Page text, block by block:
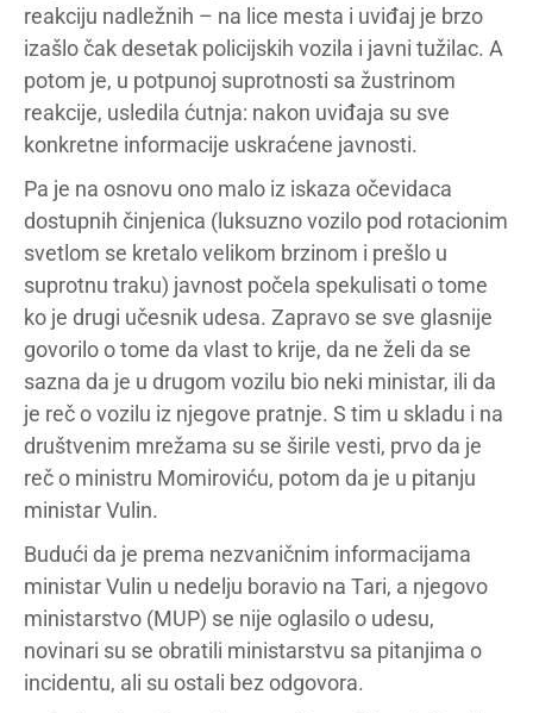
reakciju nadležnih – na lice mesta i uviđaj je brzo
izašlo čak desetak policijskih vozila i javni tužilac. A
potom je, u potpunoj suprotnosti sa žustrinom
reakcije, usledila ćutnja: nakon uviđaja su sve
konkretne informacije uskraćene javnosti.
Pa je na osnovu ono malo iz iskaza očevidaca
dostupnih činjenica (luksuzno vozilo pod rotacionim
svetlom se kretalo velikom brzinom i prešlo u
suprotnu traku) javnost počela spekulisati o tome
ko je drugi učesnik udesa. Zapravo se sve glasnije
govorilo o tome da vlast to krije, da ne želi da se
sazna da je u drugom vozilu bio neki ministar, ili da
je reč o vozilu iz njegove pratnje. S tim u skladu i na
društvenim mrežama su se širile vesti, prvo da je
reč o ministru Momiroviću, potom da je u pitanju
ministar Vulin.
Budući da je prema nezvaničnim informacijama
ministar Vulin u nedelju boravio na Tari, a njegovo
ministarstvo (MUP) se nije oglasilo o udesu,
novinari su se obratili ministarstvu sa pitanjima o
incidentu, ali su ostali bez odgovora.